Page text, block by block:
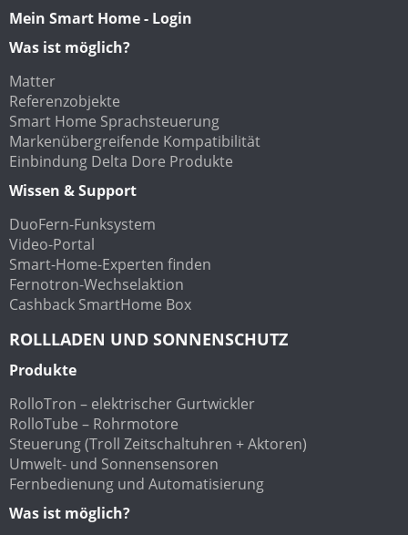
Mein Smart Home - Login
Was ist möglich?
Matter
Referenzobjekte
Smart Home Sprachsteuerung
Markenübergreifende Kompatibilität
Einbindung Delta Dore Produkte
Wissen & Support
DuoFern-Funksystem
Video-Portal
Smart-Home-Experten finden
Fernotron-Wechselaktion
Cashback SmartHome Box
ROLLLADEN UND SONNENSCHUTZ
Produkte
RolloTron – elektrischer Gurtwickler
RolloTube – Rohrmotore
Steuerung (Troll Zeitschaltuhren + Aktoren)
Umwelt- und Sonnensensoren
Fernbedienung und Automatisierung
Was ist möglich?